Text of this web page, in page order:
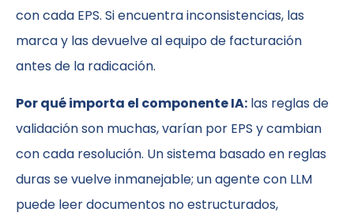
con cada EPS. Si encuentra inconsistencias, las
marca y las devuelve al equipo de facturación
antes de la radicación.
Por qué importa el componente IA: las reglas de
validación son muchas, varían por EPS y cambian
con cada resolución. Un sistema basado en reglas
duras se vuelve inmanejable; un agente con LLM
puede leer documentos no estructurados,